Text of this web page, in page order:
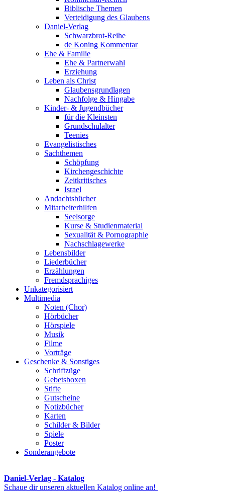
Biblische Themen
Verteidigung des Glaubens
Daniel-Verlag
Schwarzbrot-Reihe
de Koning Kommentar
Ehe & Familie
Ehe & Partnerwahl
Erziehung
Leben als Christ
Glaubensgrundlagen
Nachfolge & Hingabe
Kinder- & Jugendbücher
für die Kleinsten
Grundschulalter
Teenies
Evangelistisches
Sachthemen
Schöpfung
Kirchengeschichte
Zeitkritisches
Israel
Andachtsbücher
Mitarbeiterhilfen
Seelsorge
Kurse & Studienmaterial
Sexualität & Pornographie
Nachschlagewerke
Lebensbilder
Liederbücher
Erzählungen
Fremdsprachiges
Unkategorisiert
Multimedia
Noten (Chor)
Hörbücher
Hörspiele
Musik
Filme
Vorträge
Geschenke & Sonstiges
Schriftzüge
Gebetsboxen
Stifte
Gutscheine
Notizbücher
Karten
Schilder & Bilder
Spiele
Poster
Sonderangebote
Daniel-Verlag - Katalog
Schaue dir unseren aktuellen Katalog online an!